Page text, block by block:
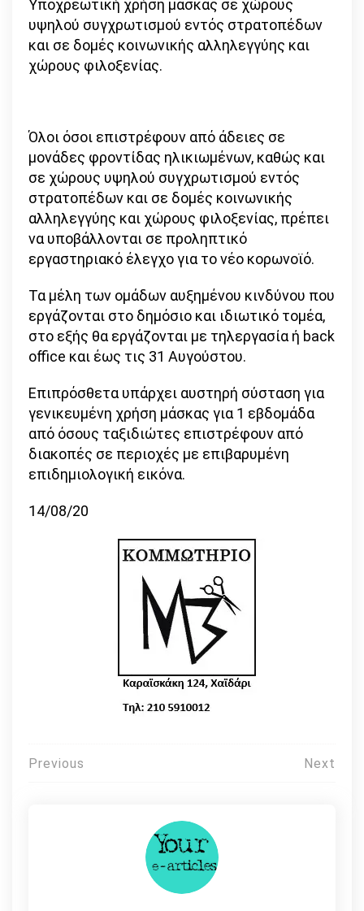
Υποχρεωτική χρήση μάσκας σε χώρους
υψηλού συγχρωτισμού εντός στρατοπέδων
και σε δομές κοινωνικής αλληλεγγύης και
χώρους φιλοξενίας.
Όλοι όσοι επιστρέφουν από άδειες σε
μονάδες φροντίδας ηλικιωμένων, καθώς και
σε χώρους υψηλού συγχρωτισμού εντός
στρατοπέδων και σε δομές κοινωνικής
αλληλεγγύης και χώρους φιλοξενίας, πρέπει
να υποβάλλονται σε προληπτικό
εργαστηριακό έλεγχο για το νέο κορωνοϊό.
Τα μέλη των ομάδων αυξημένου κινδύνου που
εργάζονται στο δημόσιο και ιδιωτικό τομέα,
στο εξής θα εργάζονται με τηλεργασία ή back
office και έως τις 31 Αυγούστου.
Επιπρόσθετα υπάρχει αυστηρή σύσταση για
γενικευμένη χρήση μάσκας για 1 εβδομάδα
από όσους ταξιδιώτες επιστρέφουν από
διακοπές σε περιοχές με επιβαρυμένη
επιδημιολογική εικόνα.
14/08/20
Πλοήγηση
Previous Next